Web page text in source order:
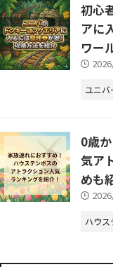
初心
アに
ワー
ユニバ
0歳
気ア
めも
ハウス